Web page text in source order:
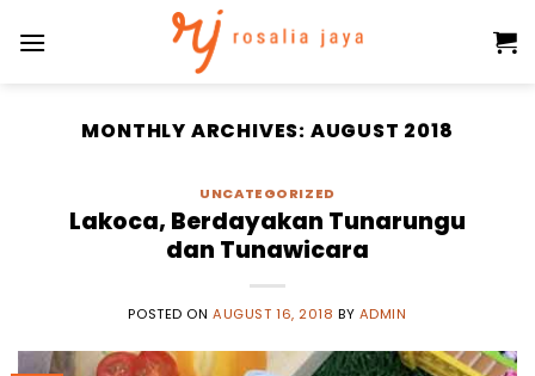
MONTHLY ARCHIVES: AUGUST 2018
UNCATEGORIZED
Lakoca, Berdayakan Tunarungu
dan Tunawicara
POSTED ONAUGUST 16, 2018 BY ADMIN